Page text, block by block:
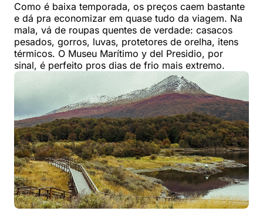
Como é baixa temporada, os preços caem bastante
e dá pra economizar em quase tudo da viagem. Na
mala, vá de roupas quentes de verdade: casacos
pesados, gorros, luvas, protetores de orelha, itens
térmicos. O Museu Marítimo y del Presidio, por
sinal, é perfeito pros dias de frio mais extremo.